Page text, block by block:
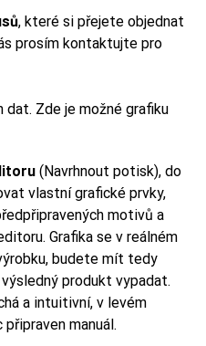
, které si přejete objednat
prosím kontaktujte pro
dat. Zde je možné grafiku
(Navrhnout potisk), do
vlastní grafické prvky,
motivů a
Grafika se v reálném
budete mít tedy
produkt vypadat.
a intuitivní, v levém
manuál.